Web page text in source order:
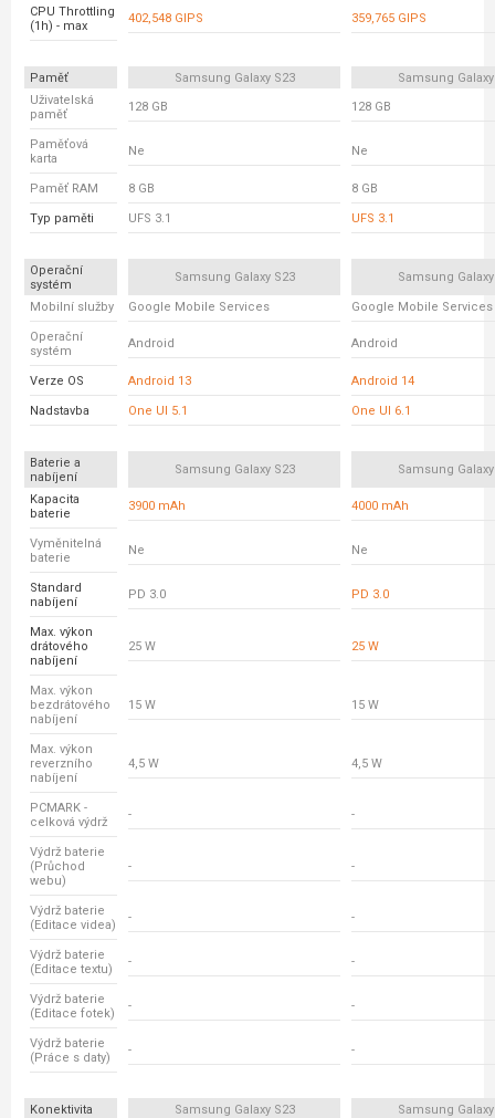
CPU Throttling
(1h) - max
402,548 GIPS 359,765 GIPS
Paměť Samsung Galaxy S23
Samsung Galaxy
Uživatelská
paměť
128 GB 128 GB
Paměťová
karta
Ne Ne
Paměť RAM 8 GB 8 GB
Typ paměti UFS 3.1 UFS 3.1
Operační
systém
Samsung Galaxy S23 Samsung Galaxy
Mobilní služby Google Mobile Services Google Mobile Services
Operační
systém
Android Android
Verze OS Android 13 Android 14
Nadstavba One UI 5.1 One UI 6.1
Baterie a
nabíjení
Samsung Galaxy S23 Samsung Galaxy
Kapacita
baterie
3900 mAh 4000 mAh
Vyměnitelná
baterie
Ne Ne
Standard
nabíjení
PD 3.0 PD 3.0
Max. výkon
drátového
nabíjení
25 W 25 W
Max. výkon
bezdrátového
nabíjení
15 W 15 W
Max. výkon
reverzního
nabíjení
4,5 W 4,5 W
PCMARK -
celková výdrž
- -
Výdrž baterie
(Průchod
webu)
- -
Výdrž baterie
(Editace videa)
- -
Výdrž baterie
(Editace textu)
- -
Výdrž baterie
(Editace fotek)
- -
Výdrž baterie
(Práce s daty)
- -
Konektivita Samsung Galaxy S23
Samsung Galaxy